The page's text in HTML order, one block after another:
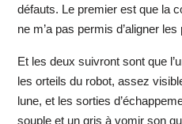
défauts. Le premier est que la
ne m’a pas permis d’aligner les
Et les deux suivront sont que
les orteils du robot, assez
lune, et les sorties
souple et un gris à vomir son